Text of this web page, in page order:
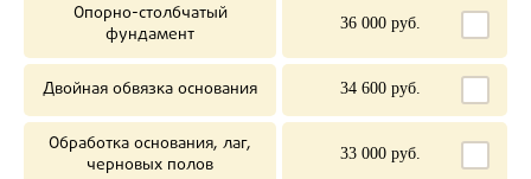
Опорно-столбчатый
фундамент
36 000 руб.
Двойная обвязка основания 34 600 руб.
Обработка основания, лаг,
черновых полов
33 000 руб.